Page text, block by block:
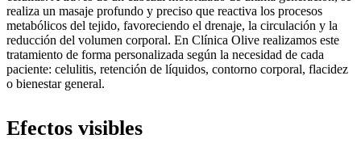
realiza un masaje profundo y preciso que reactiva los procesos
metabólicos del tejido, favoreciendo el drenaje, la circulación y la
reducción del volumen corporal. En Clínica Olive realizamos este
tratamiento de forma personalizada según la necesidad de cada
paciente: celulitis, retención de líquidos, contorno corporal, flacidez
o bienestar general.
Efectos visibles